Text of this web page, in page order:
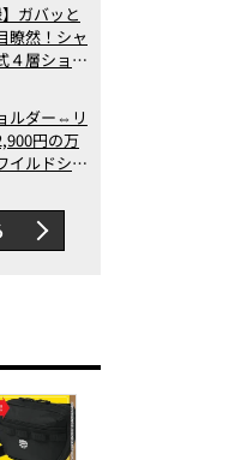
ガバッと
瞭然！シャ
４層ショル
ルダー⇔リ
円の万
イルドシン
グの人気
ト3】